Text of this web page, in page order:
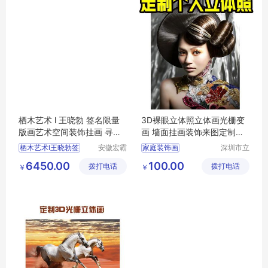
栖木艺术 l 王晓勃 签名限量
版画艺术空间装饰挂画 寻找
光明NO.3
栖木艺术l王晓勃签
安徽宏霸
有限公司
￥ 6450.00 拨打电话
3D裸眼立体照立体画光栅变
画 墙面挂画装饰来图定制批
量lenticular
家庭装饰画
墙面挂画装饰
深圳市立
技有限公
￥ 100.00 拨打电话